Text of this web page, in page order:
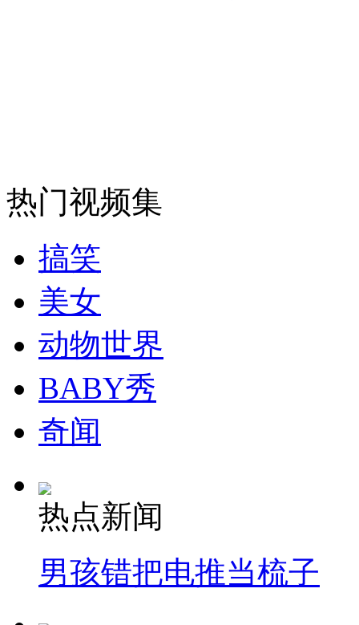
走！跟着总书记去植树
纽约上演“枕头大战”
司机酒驾遇交警 急速倒车逃窜
热门视频集
搞笑
美女
动物世界
BABY秀
奇闻
热点新闻
男孩错把电推当梳子